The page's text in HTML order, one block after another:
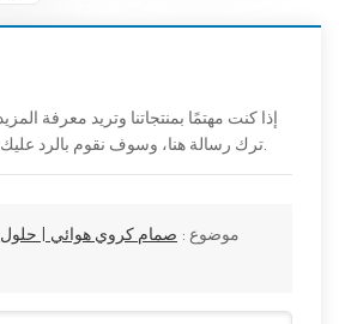
إذا كنت مهتمًا بمنتجاتنا وتريد معرفة
موضوع : صمام كروي هوائي | حلول